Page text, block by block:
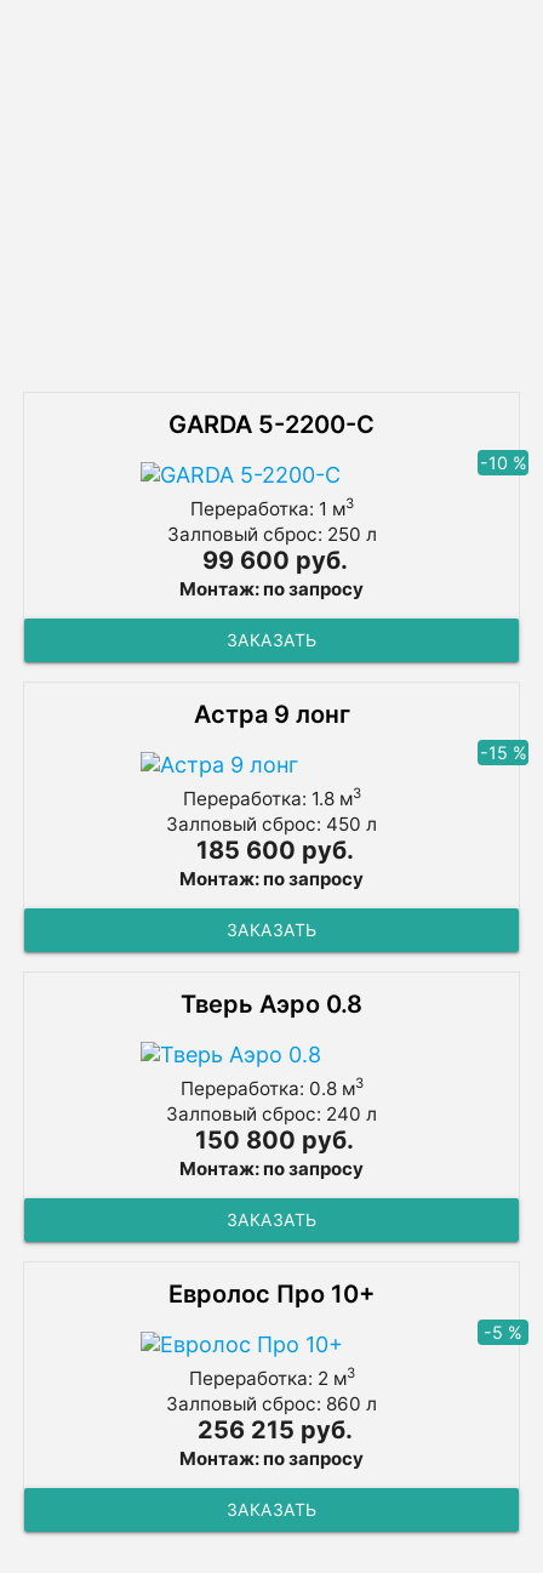
GARDA 5-2200-C
-10 %
Переработка: 1 м3
Залповый сброс: 250 л
99 600 руб.
Монтаж: по запросу
ЗАКАЗАТЬ
Астра 9 лонг
-15 %
Переработка: 1.8 м3
Залповый сброс: 450 л
185 600 руб.
Монтаж: по запросу
ЗАКАЗАТЬ
Тверь Аэро 0.8
Переработка: 0.8 м3
Залповый сброс: 240 л
150 800 руб.
Монтаж: по запросу
ЗАКАЗАТЬ
Евролос Про 10+
-5 %
Переработка: 2 м3
Залповый сброс: 860 л
256 215 руб.
Монтаж: по запросу
ЗАКАЗАТЬ